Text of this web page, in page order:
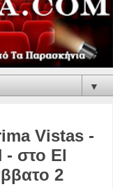
▼
Vistas -
- στο El
2